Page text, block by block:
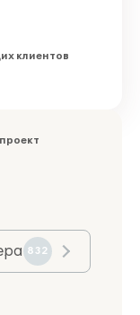
клиентов
832